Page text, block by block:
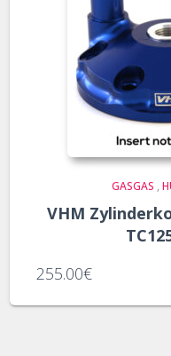
GASGAS ,
VHM
255.00€